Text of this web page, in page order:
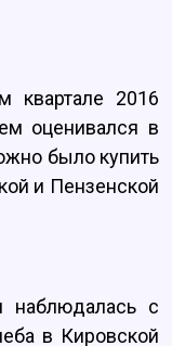
квартале 2016
оценивался в
было купить
и Пензенской
наблюдалась с
в Кировской